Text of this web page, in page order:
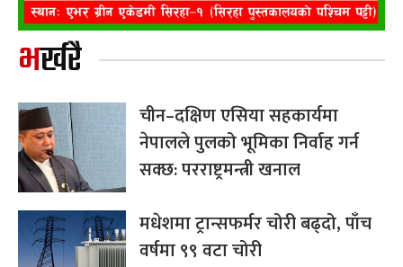
भर्खरै
चीन–दक्षिण एसिया सहकार्यमा
नेपालले पुलको भूमिका निर्वाह गर्न
सक्छ: परराष्ट्रमन्त्री खनाल
मधेशमा ट्रान्सफर्मर चोरी बढ्दो, पाँच
वर्षमा ९९ वटा चोरी